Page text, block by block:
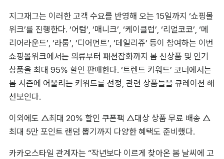
지그재그는 이러한 고객 수요를 반영해 오는 15일까지 ‘쇼핑몰
위크’를 진행한다. ‘어텀’, ‘매니크’, ‘케이클럽’, ‘리얼코코’, ‘메
리어라운드’, ‘라룸’, ‘디어먼트’, ‘데일리쥬’ 등이 참여하는 이번
쇼핑몰위크에서는 의류부터 패션잡화까지 봄 신상품 및 인기
상품을 최대 95% 할인 판매한다. ‘트렌드 키워드’ 코너에서는
봄 시즌에 어울리는 키워드를 선정, 관련 상품들을 큐레이션 해
선보인다.
이외에도 △최대 20% 할인 쿠폰팩 △대상 상품 무료 배송 △
최대 5만 포인트 랜덤 뽑기까지 다양한 혜택도 준비했다.
카카오스타일 관계자는 “작년보다 이르게 찾아온 봄 날씨에 고